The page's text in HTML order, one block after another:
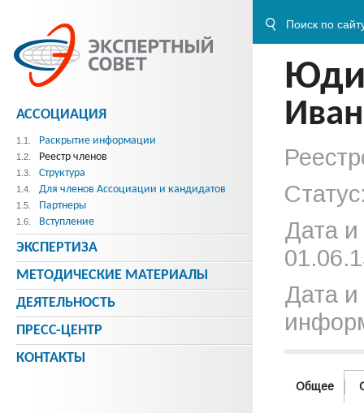
Дата
Дата и
Общее
АССОЦИАЦИЯ
1.1. Раскрытие информации
1.2. Реестр членов
1.3. Структура
1.4. Для членов Ассоциации и кандидатов
1.5. Партнеры
1.6. Вступление
ЭКСПЕРТИЗА
МЕТОДИЧЕСКИE МАТЕРИАЛЫ
ДЕЯТЕЛЬНОСТЬ
ПРЕСС-ЦЕНТР
КОНТАКТЫ